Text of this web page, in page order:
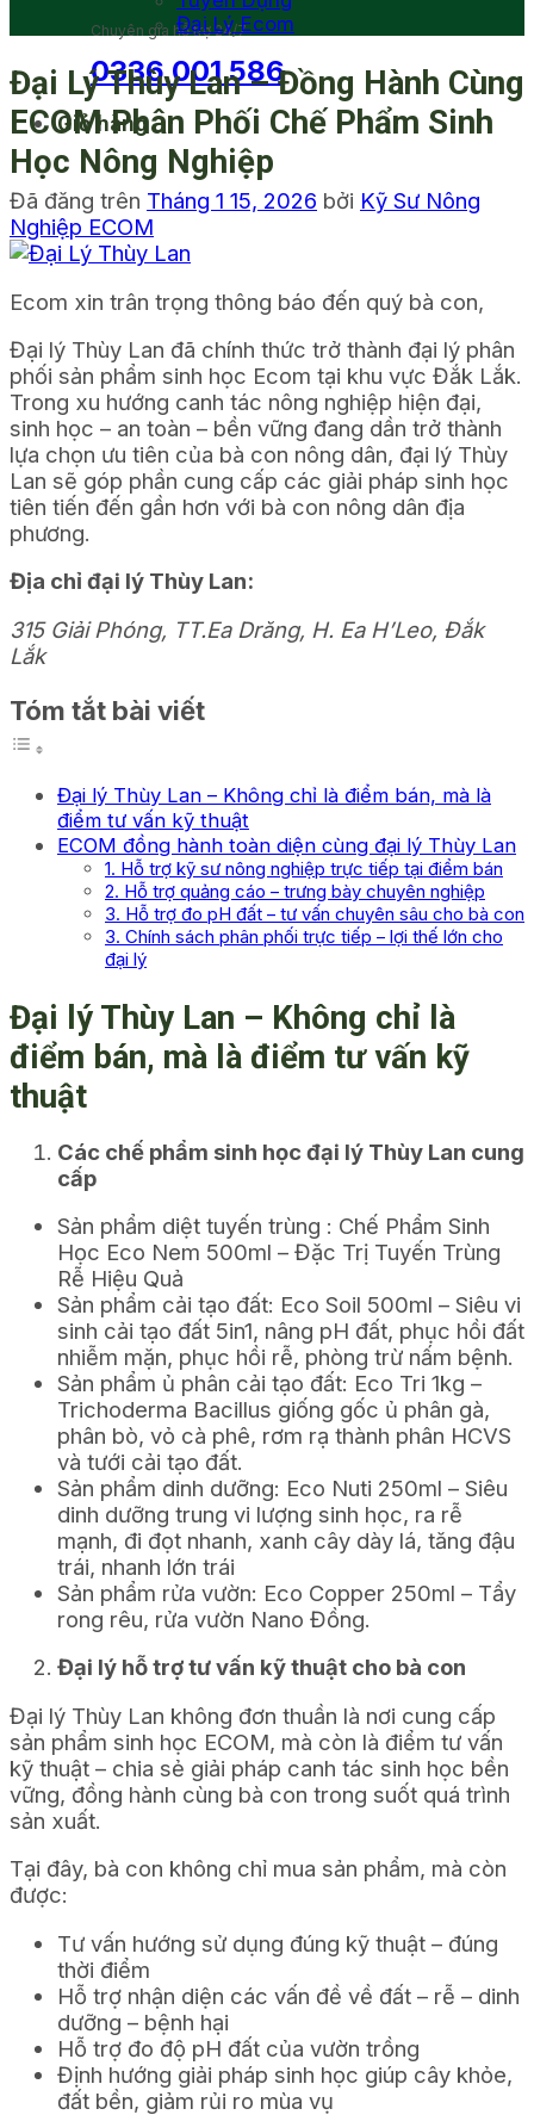
Chuyên gia hỗ trợ 24/7
0336 001 586
Giỏ hàng
Đại Lý Ecom
Đại Lý Thùy Lan – Đồng Hành Cùng
ECOM Phân Phối Chế Phẩm Sinh
Học Nông Nghiệp
Đã đăng trên Tháng 1 15, 2026 bởi Kỹ Sư Nông
Nghiệp ECOM
Ecom xin trân trọng thông báo đến quý bà con,
Đại lý Thùy Lan đã chính thức trở thành đại lý phân
phối sản phẩm sinh học Ecom tại khu vực Đắk Lắk.
Trong xu hướng canh tác nông nghiệp hiện đại,
sinh học – an toàn – bền vững đang dần trở thành
lựa chọn ưu tiên của bà con nông dân, đại lý Thùy
Lan sẽ góp phần cung cấp các giải pháp sinh học
tiên tiến đến gần hơn với bà con nông dân địa
phương.
Địa chỉ đại lý Thùy Lan:
315 Giải Phóng, TT.Ea Drăng, H. Ea H’Leo, Đắk
Lắk
Tóm tắt bài viết
Đại lý Thùy Lan – Không chỉ là điểm bán, mà là
điểm tư vấn kỹ thuật
ECOM đồng hành toàn diện cùng đại lý Thùy Lan
1. Hỗ trợ kỹ sư nông nghiệp trực tiếp tại điểm bán
2. Hỗ trợ quảng cáo – trưng bày chuyên nghiệp
3. Hỗ trợ đo pH đất – tư vấn chuyên sâu cho bà con
3. Chính sách phân phối trực tiếp – lợi thế lớn cho
đại lý
Đại lý Thùy Lan – Không chỉ là
điểm bán, mà là điểm tư vấn kỹ
thuật
Các chế phẩm sinh học đại lý Thùy Lan cung
cấp
Sản phẩm diệt tuyến trùng : Chế Phẩm Sinh
Học Eco Nem 500ml – Đặc Trị Tuyến Trùng
Rễ Hiệu Quả
Sản phẩm cải tạo đất: Eco Soil 500ml – Siêu vi
sinh cải tạo đất 5in1, nâng pH đất, phục hồi đất
nhiễm mặn, phục hồi rễ, phòng trừ nấm bệnh.
Sản phẩm ủ phân cải tạo đất: Eco Tri 1kg –
Trichoderma Bacillus giống gốc ủ phân gà,
phân bò, vỏ cà phê, rơm rạ thành phân HCVS
và tưới cải tạo đất.
Sản phẩm dinh dưỡng: Eco Nuti 250ml – Siêu
dinh dưỡng trung vi lượng sinh học, ra rễ
mạnh, đi đọt nhanh, xanh cây dày lá, tăng đậu
trái, nhanh lớn trái
Sản phẩm rửa vườn: Eco Copper 250ml – Tẩy
rong rêu, rửa vườn Nano Đồng.
Đại lý hỗ trợ tư vấn kỹ thuật cho bà con
Đại lý Thùy Lan không đơn thuần là nơi cung cấp
sản phẩm sinh học ECOM, mà còn là điểm tư vấn
kỹ thuật – chia sẻ giải pháp canh tác sinh học bền
vững, đồng hành cùng bà con trong suốt quá trình
sản xuất.
Tại đây, bà con không chỉ mua sản phẩm, mà còn
được:
Tư vấn hướng sử dụng đúng kỹ thuật – đúng
thời điểm
Hỗ trợ nhận diện các vấn đề về đất – rễ – dinh
dưỡng – bệnh hại
Hỗ trợ đo độ pH đất của vườn trồng
Định hướng giải pháp sinh học giúp cây khỏe,
đất bền, giảm rủi ro mùa vụ